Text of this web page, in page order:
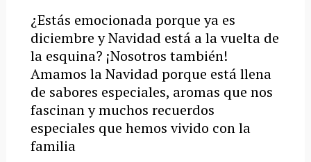
¿Estás emocionada porque ya es
diciembre y Navidad está a la vuelta de
la esquina? ¡Nosotros también!
Amamos la Navidad porque está llena
de sabores especiales, aromas que nos
fascinan y muchos recuerdos
especiales que hemos vivido con la
familia